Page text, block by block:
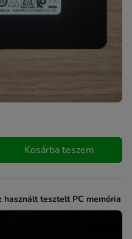
Kosárba teszem
használt tesztelt PC memória